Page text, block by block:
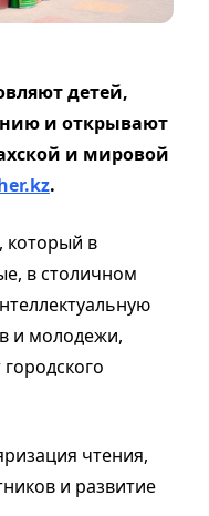
детей,
и открывают
и мировой
.
который в
в столичном
и молодежи,
чтения,
и развитие